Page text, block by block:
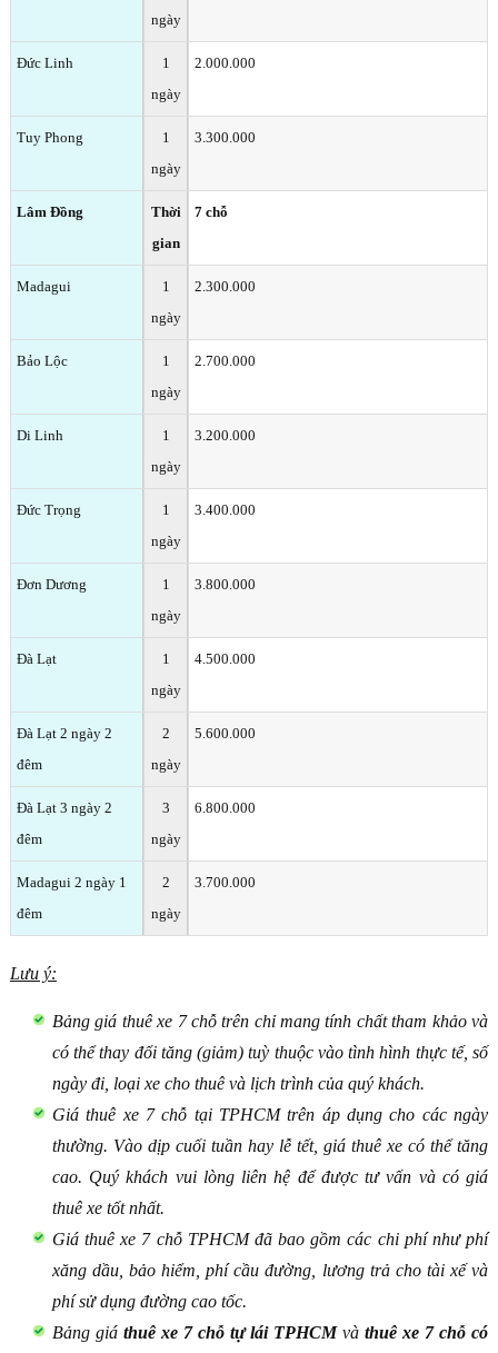
ngày
Đức Linh
1
ngày
2.000.000
Tuy Phong
1
ngày
3.300.000
Lâm Đồng
Thời
gian
7 chỗ
Madagui
1
ngày
2.300.000
Bảo Lộc
1
ngày
2.700.000
Di Linh
1
ngày
3.200.000
Đức Trọng
1
ngày
3.400.000
Đơn Dương
1
ngày
3.800.000
Đà Lạt
1
ngày
4.500.000
Đà Lạt 2 ngày 2
đêm
2
ngày
5.600.000
Đà Lạt 3 ngày 2
đêm
3
ngày
6.800.000
Madagui 2 ngày 1
đêm
2
ngày
3.700.000
Lưu ý:
Bảng giá thuê xe 7 chỗ trên chỉ mang tính chất tham khảo và
có thể thay đổi tăng (giảm) tuỳ thuộc vào tình hình thực tế, số
ngày đi, loại xe cho thuê và lịch trình của quý khách.
Giá thuê xe 7 chỗ tại TPHCM trên áp dụng cho các ngày
thường. Vào dịp cuối tuần hay lễ tết, giá thuê xe có thể tăng
cao. Quý khách vui lòng liên hệ để được tư vấn và có giá
thuê xe tốt nhất.
Giá thuê xe 7 chỗ TPHCM đã bao gồm các chi phí như phí
xăng dầu, bảo hiểm, phí cầu đường, lương trả cho tài xế và
phí sử dụng đường cao tốc.
Bảng giá thuê xe 7 chỗ tự lái TPHCMvàthuê xe 7 chỗ có